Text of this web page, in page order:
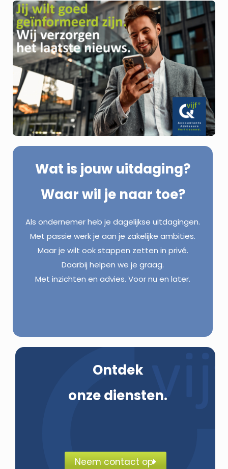
Wat is jouw uitdaging?
Waar wil je naar toe?
Als ondernemer heb je dagelijkse uitdagingen.
Met passie werk je aan je zakelijke ambities.
Maar je wilt ook stappen zetten in privé.
Daarbij helpen we je graag.
Met inzichten en advies. Voor nu en later.
Ontdek
onze diensten.
Neem contact op